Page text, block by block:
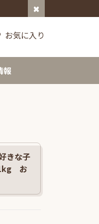
お気に入り
報
きな子
お